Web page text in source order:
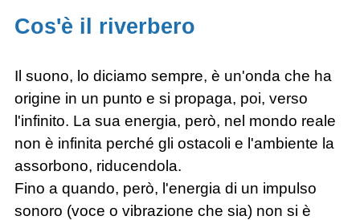
Cos'è il riverbero
Il suono, lo diciamo sempre, è un'onda che ha
origine in un punto e si propaga, poi, verso
l'infinito. La sua energia, però, nel mondo reale
non è infinita perché gli ostacoli e l'ambiente la
assorbono, riducendola.
Fino a quando, però, l'energia di un impulso
sonoro (voce o vibrazione che sia) non si è